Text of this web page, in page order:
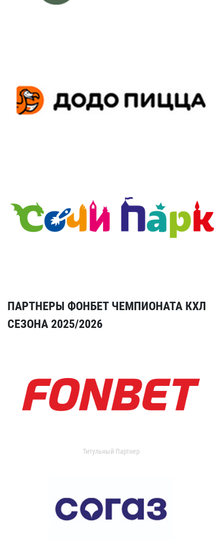
ПАРТНЕРЫ ФОНБЕТ ЧЕМПИОНАТА КХЛ
СЕЗОНА 2025/2026
Титульный Партнер